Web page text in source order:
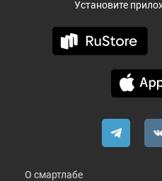
Установите
О смартлабе